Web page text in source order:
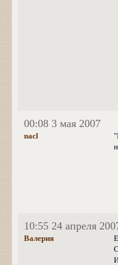
00:08 3 мая 2007
nacl
10:55 24 апреля
Валерия